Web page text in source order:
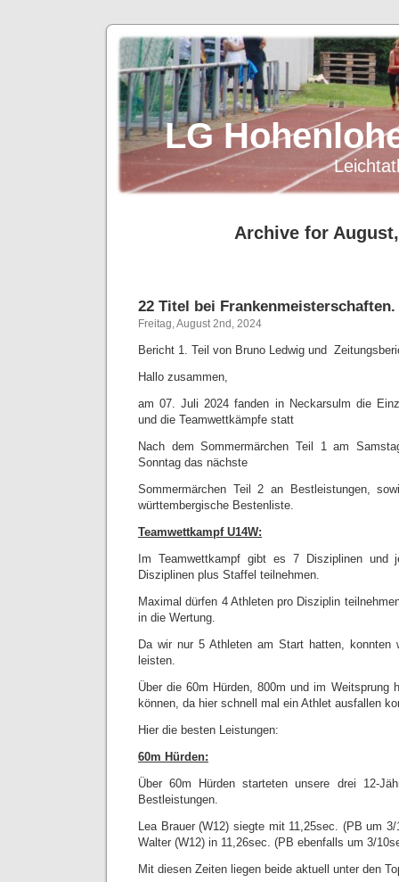
LG
Archive for
22 Titel bei Frankenmeisterschaften.
Freitag, August 2nd, 2024
Bericht 1. Teil von Bruno Ledwig und
Hallo zusammen,
am 07. Juli 2024 fanden in Neckarsulm die
und die Teamwettkämpfe statt
Nach dem Sommermärchen Teil 1 am
Sonntag das nächste
Sommermärchen Teil 2 an Bestleistungen,
württembergische Bestenliste.
Teamwettkampf U14W:
Im Teamwettkampf gibt es 7 Disziplinen
Disziplinen plus Staffel teilnehmen.
Maximal dürfen 4 Athleten pro Disziplin
in die Wertung.
Da wir nur 5 Athleten am Start hatten, konnten
leisten.
Über die 60m Hürden, 800m und im Weitsprung
können, da hier schnell mal ein Athlet ausfallen
Hier die besten Leistungen:
60m Hürden:
Über 60m Hürden starteten unsere drei 12-
Bestleistungen.
Lea Brauer (W12) siegte mit 11,25sec. (PB um
Walter (W12) in 11,26sec. (PB ebenfalls um 3/
Mit diesen Zeiten liegen beide aktuell unter den